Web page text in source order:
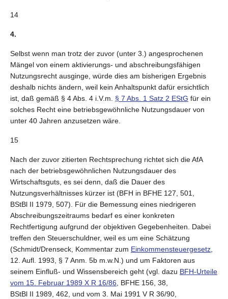
14
4.
Selbst wenn man trotz der zuvor (unter 3.) angesprochenen
Mängel von einem aktivierungs- und abschreibungsfähigen
Nutzungsrecht ausginge, würde dies am bisherigen Ergebnis
deshalb nichts ändern, weil kein Anhaltspunkt dafür ersichtlich
ist, daß gemäß § 4 Abs. 4 i.V.m. § 7 Abs. 1 Satz 2 EStG für ein
solches Recht eine betriebsgewöhnliche Nutzungsdauer von
unter 40 Jahren anzusetzen wäre.
15
Nach der zuvor zitierten Rechtsprechung richtet sich die AfA
nach der betriebsgewöhnlichen Nutzungsdauer des
Wirtschaftsguts, es sei denn, daß die Dauer des
Nutzungsverhältnisses kürzer ist (BFH in BFHE 127, 501,
BStBl II 1979, 507). Für die Bemessung eines niedrigeren
Abschreibungszeitraums bedarf es einer konkreten
Rechtfertigung aufgrund der objektiven Gegebenheiten. Dabei
treffen den Steuerschuldner, weil es um eine Schätzung
(Schmidt/Drenseck, Kommentar zum Einkommensteuergesetz
12. Aufl. 1993, § 7 Anm. 5b m.w.N.) und um Faktoren aus
seinem Einfluß- und Wissensbereich geht (vgl. dazu BFH-Urteile
vom 15. Februar 1989 X R 16/86 , BFHE 156, 38,
BStBl II 1989, 462, und vom 3. Mai 1991 V R 36/90,